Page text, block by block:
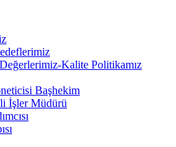
Kalite Politikamız
Başhekim
İşler Müdürü